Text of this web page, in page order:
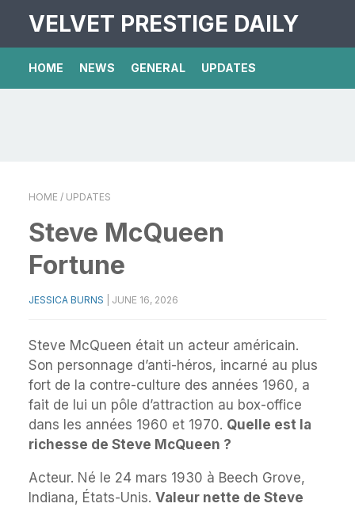
VELVET PRESTIGE DAILY
HOME NEWS GENERAL UPDATES
HOME / UPDATES
Steve McQueen
Fortune
JESSICA BURNS JUNE 16, 2026
Steve McQueen était un acteur américain.
Son personnage d’anti-héros, incarné au plus
fort de la contre-culture des années 1960, a
fait de lui un pôle d’attraction au box-office
dans les années 1960 et 1970. Quelle est la
richesse de Steve McQueen ?
Acteur. Né le 24 mars 1930 à Beech Grove,
Indiana, États-Unis. Valeur nette de Steve